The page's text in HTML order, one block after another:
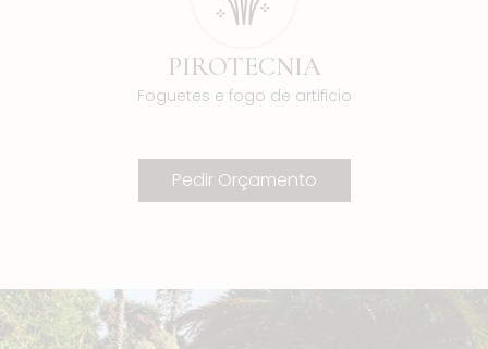
PIROTECNIA
Foguetes e fogo de artificio
Pedir Orçamento